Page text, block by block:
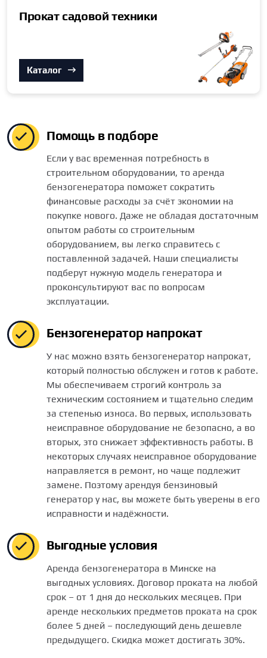
Прокат садовой техники
Каталог
Помощь в подборе
Если у вас временная потребность в
строительном оборудовании, то аренда
бензогенератора поможет сократить
финансовые расходы за счёт экономии на
покупке нового. Даже не обладая достаточным
опытом работы со строительным
оборудованием, вы легко справитесь с
поставленной задачей. Наши специалисты
подберут нужную модель генератора и
проконсультируют вас по вопросам
эксплуатации.
Бензогенератор напрокат
У нас можно взять бензогенератор напрокат,
который полностью обслужен и готов к работе.
Мы обеспечиваем строгий контроль за
техническим состоянием и тщательно следим
за степенью износа. Во первых, использовать
неисправное оборудование не безопасно, а во
вторых, это снижает эффективность работы. В
некоторых случаях неисправное оборудование
направляется в ремонт, но чаще подлежит
замене. Поэтому арендуя бензиновый
генератор у нас, вы можете быть уверены в его
исправности и надёжности.
Выгодные условия
Аренда бензогенератора в Минске на
выгодных условиях. Договор проката на любой
срок – от 1 дня до нескольких месяцев. При
аренде нескольких предметов проката на срок
более 5 дней – последующий день дешевле
предыдущего. Скидка может достигать 30%.